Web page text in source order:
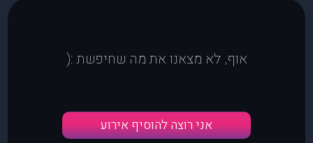
אוף, לא מצאנו את מה שחיפשת :(
אני רוצה להוסיף אירוע